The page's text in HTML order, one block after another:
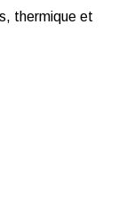
thermique et